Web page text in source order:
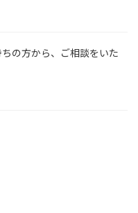
の方から、ご相談をいた